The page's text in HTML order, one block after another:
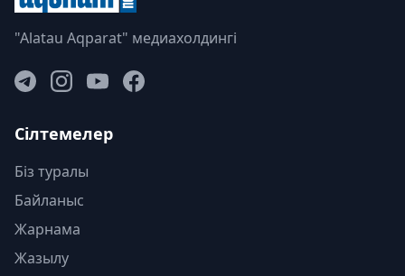
"Alatau Aqparat" медиахолдингі
Сілтемелер
Біз туралы
Байланыс
Жарнама
Жазылу